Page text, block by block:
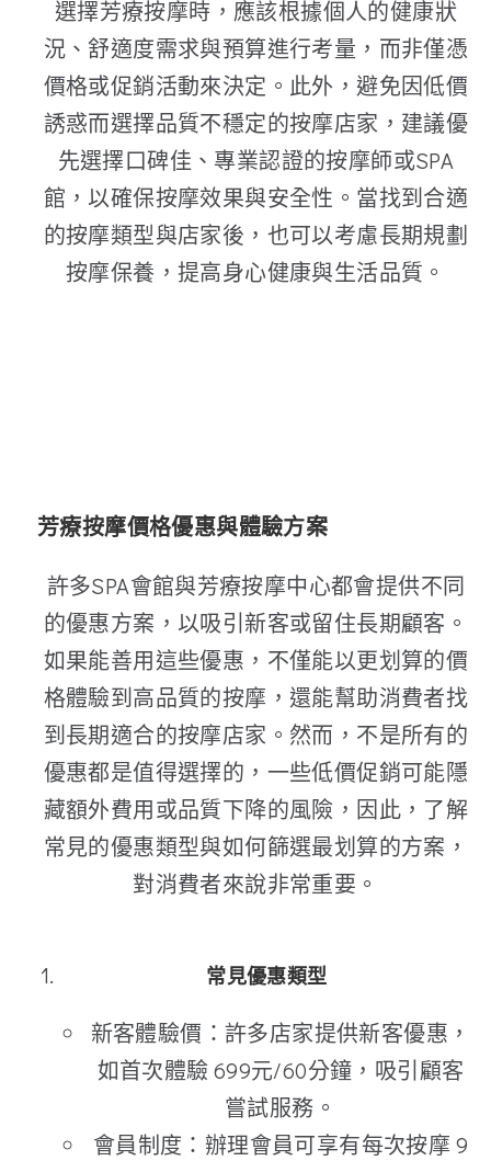
​選擇芳療按摩時，應該根據個人的健康狀
況、舒適度需求與預算進行考量，而非僅憑
價格或促銷活動來決定。此外，避免因低價
誘惑而選擇品質不穩定的按摩店家，建議優
先選擇口碑佳、專業認證的按摩師或SPA
館，以確保按摩效果與安全性。當找到合適
的按摩類型與店家後，也可以考慮長期規劃
按摩保養，提高身心健康與生活品質。
芳療按摩價格優惠與體驗方案
許多SPA會館與芳療按摩中心都會提供不同
的優惠方案，以吸引新客或留住長期顧客。
如果能善用這些優惠，不僅能以更划算的價
格體驗到高品質的按摩，還能幫助消費者找
到長期適合的按摩店家。然而，不是所有的
優惠都是值得選擇的，一些低價促銷可能隱
藏額外費用或品質下降的風險，因此，了解
常見的優惠類型與如何篩選最划算的方案，
對消費者來說非常重要。
常見優惠類型
新客體驗價：許多店家提供新客優惠，
如首次體驗 699元/60分鐘，吸引顧客
嘗試服務。
會員制度：辦理會員可享有每次按摩 9